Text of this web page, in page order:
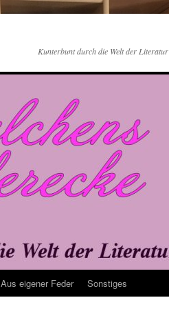
Kunterbunt durch die Welt der Literatur
Aus eigener Feder Sonstiges